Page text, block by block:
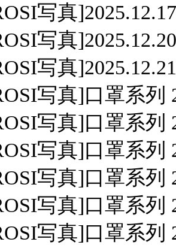
写真
写真
写真
写真]口罩系列
写真]口罩系列
写真]口罩系列
写真]口罩系列
写真]口罩系列
写真]口罩系列